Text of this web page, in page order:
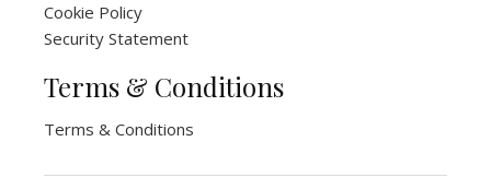
Cookie Policy
Security Statement
Terms & Conditions
Terms & Conditions